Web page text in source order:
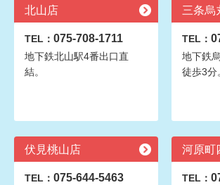
北山店
TEL： 075-708-1711
地下鉄北山駅4番出口直
結。
三条烏
TEL：
地下鉄
徒歩3分
伏見桃山店
TEL： 075-644-5463
河原町
TEL：